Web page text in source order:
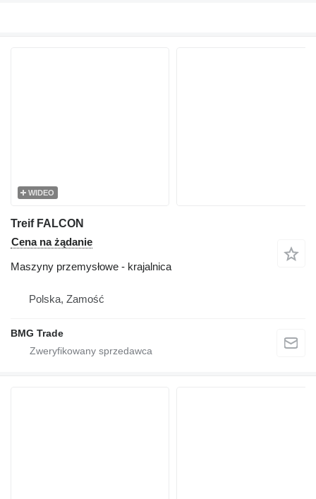
WIDEO
Treif FALCON
Cena na żądanie
Maszyny przemysłowe - krajalnica
Polska, Zamość
BMG Trade